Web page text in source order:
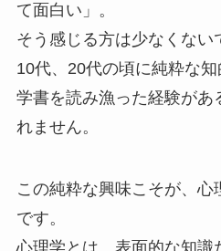
て面白い」。
そう感じる方は少なくない
10代、20代の頃に純粋な
学書を読み漁った経験があ
れません。
この純粋な興味こそが、
です。